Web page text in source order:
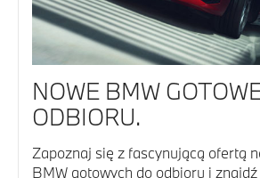
NOWE BMW
ODBIORU.
Zapoznaj się z fascynującą ofertą
BMW gotowych do odbioru i